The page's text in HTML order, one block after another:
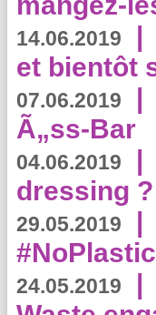
14.06.2019 |
et bientôt
07.06.2019 |
Ã„ss-Bar
04.06.2019 |
dressing ?
29.05.2019 |
24.05.2019 |